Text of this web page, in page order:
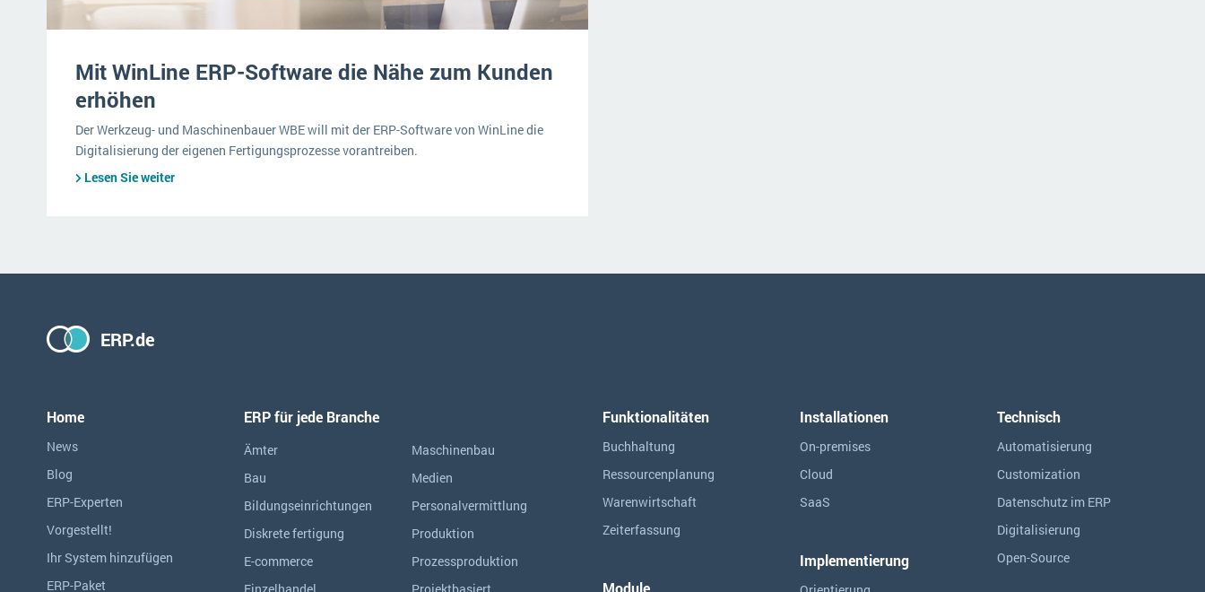
Mit WinLine ERP-Software die Nähe zum Kunden
erhöhen
Der Werkzeug- und Maschinenbauer WBE will mit der ERP-Software von WinLine die
Digitalisierung der eigenen Fertigungsprozesse vorantreiben.
Lesen Sie weiter
ERP.de
Home
News
Blog
ERP-Experten
Vorgestellt!
Ihr System hinzufügen
ERP-Paket
ERP für jede Branche
Ämter
Bau
Bildungseinrichtungen
Diskrete fertigung
E-commerce
Maschinenbau
Medien
Personalvermittlung
Produktion
Prozessproduktion
Funktionalitäten
Buchhaltung
Ressourcen­planung
Warenwirtschaft
Zeiterfassung
Module
Installationen
On-premises
Cloud
SaaS
Implementierung
Technisch
Automatisierung
Customization
Datenschutz im ERP
Digitalisierung
Open-Source